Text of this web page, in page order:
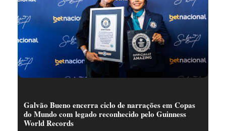
Galvão Bueno encerra ciclo de narrações em Copas
do Mundo com legado reconhecido pelo Guinness
World Records